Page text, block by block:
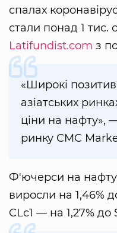
спалах
стали понад 1 тис.
Latifundist.com з
«Широкі
азіатських
ціни на нафту»,
ринку CMC
Ф'ючерси на
виросли на 1,46%
CLc1 — на 1,27% до